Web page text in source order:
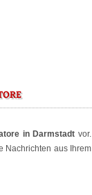
in Darmstadt vor.
Nachrichten aus Ihrem